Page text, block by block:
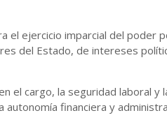
el ejercicio imparcial del
del Estado, de intereses
el cargo, la seguridad laboral
financiera y